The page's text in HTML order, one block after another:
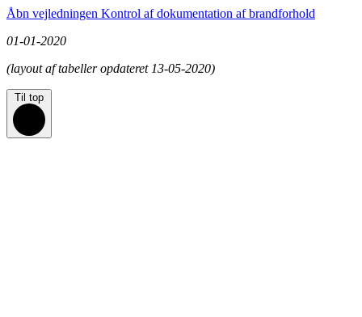
Åbn vejledningen Kontrol af dokumentation af brandforhold
01-01-2020
(layout af tabeller opdateret 13-05-2020)
Til top